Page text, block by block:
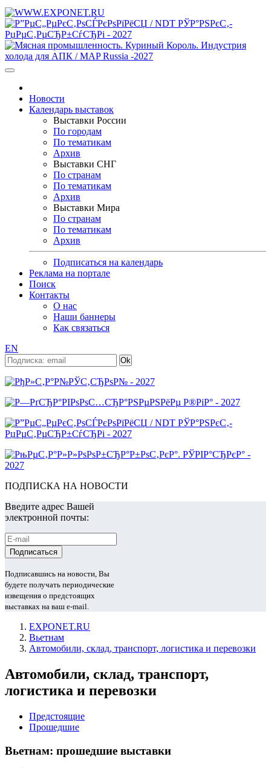
Новости
Календарь выставок
Выставки России
По городам
По тематикам
Архив
Выставки СНГ
По странам
По тематикам
Архив
Выставки Мира
По странам
По тематикам
Архив
Подписаться на календарь
Реклама на портале
Поиск
Контакты
О нас
Наши баннеры
Как связаться
EN
ПОДПИСКА НА НОВОСТИ
Введите адрес Вашей
электронной почты:
Подписавшись на новости, Вы
будете получать периодические
извещения о предстоящих
выставках на ваш e-mail.
EXPONET.RU
Вьетнам
Автомобили, склад, транспорт, логистика и перевозки
Автомобили, склад, транспорт,
логистика и перевозки
Предстоящие
Прошедшие
Вьетнам: прошедшие выставки